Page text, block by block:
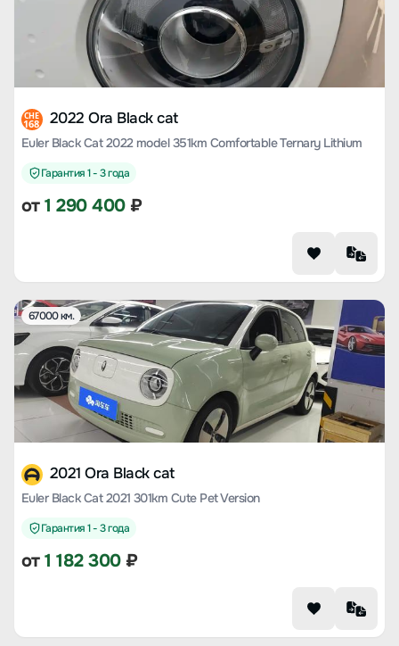
CHE
168 2022 Ora Black cat
Euler Black Cat 2022 model 351km Comfortable Ternary Lithium
Гарантия 1 - 3 года
от1 290 400₽
67000 км.
2021 Ora Black cat
Euler Black Cat 2021 301km Cute Pet Version
Гарантия 1 - 3 года
от1 182 300₽